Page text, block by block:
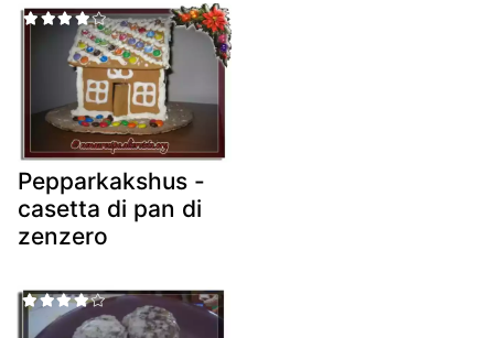
Pepparkakshus -
casetta di pan di
zenzero